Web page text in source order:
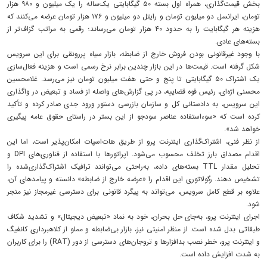
بخش قیمت‌گذاری، همراه اول بسته ۵۰ گیگابایتی یک‌ساله را یک میلیون و ۹۸۰ هزار
تومان، ایرانسل دو میلیون تومان و رایتل دو میلیون و ۱۷۶ هزار تومان عرضه می‌کنند که
هزینه هر گیگابایت را به حدود ۴۰ هزار تومان می‌رساند؛ رقمی به مراتب گزاف‌تر از
بسته‌های عادی.
با وجود غیرقانونی بودن فروش خارج از ضابطه، بازار سیاه پررونقی برای این سرویس
شکل گرفته است. قیمت‌ها در این بازار چندین برابر نرخ رسمی است و هزینه فعال‌سازی
یک اشتراک ۵۰ گیگابایتی تا پنج و حتی هفت میلیون تومان نیز می‌رسد. غلامحسین
محسنی اژه‌ای، رئیس قوه قضاییه، در پی گزارش‌های واصله از فساد و تبعیض در واگذاری
این سرویس، به دادستانی کل و سازمان بازرسی دستور ورود جدی صادر کرده و تأکید
کرده است که «سوءاستفاده عناصر سودجو از این بستر در راستای حقوق عامه پیگیری
خواهد شد».
از نظر فنی، اشتراک‌گذاری اینترنت پرو از طریق هات‌اسپات امکان‌پذیر است، اما این
اقدام مصداق بارز تخلف محسوب می‌شود. اپراتورها با استفاده از فناوری‌های DPI و
تحلیل مقدار TTL بسته‌های داده، به‌راحتی می‌توانند ترافیک اشتراک‌گذاری‌شده را
تشخیص دهند. رگولاتوری این اقدام را «عرضه خارج از ضابطه» دانسته و پیامدهای آن،
علاوه بر قطع کامل سرویس، می‌تواند به پیگرد قانونی برای دسترسی غیرمجاز نیز منجر
شود.
اجرای اینترنت پرو، به‌جای حل بحران، خود به نماد «تبعیض دیجیتال» و تشدید شکاف
طبقاتی بدل شده است. از منظر امنیتی نیز، بازار بی‌ضابطه و مملو از کلاهبرداری کانفیگ
و اینترنت پرو، خطر نصب بدافزارها و تروجان‌های دسترسی از دور (RAT) را برای کاربران
به شدت افزایش داده است.